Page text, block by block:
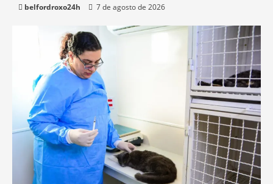
belfordroxo24h
7 de agosto de 2026